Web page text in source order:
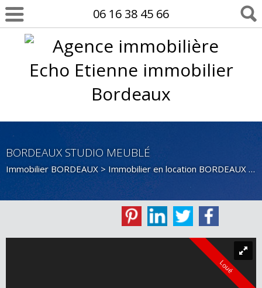
06 16 38 45 66
BORDEAUX STUDIO MEUBLÉ
Immobilier BORDEAUX > Immobilier en location BORDEAUX >
Loué